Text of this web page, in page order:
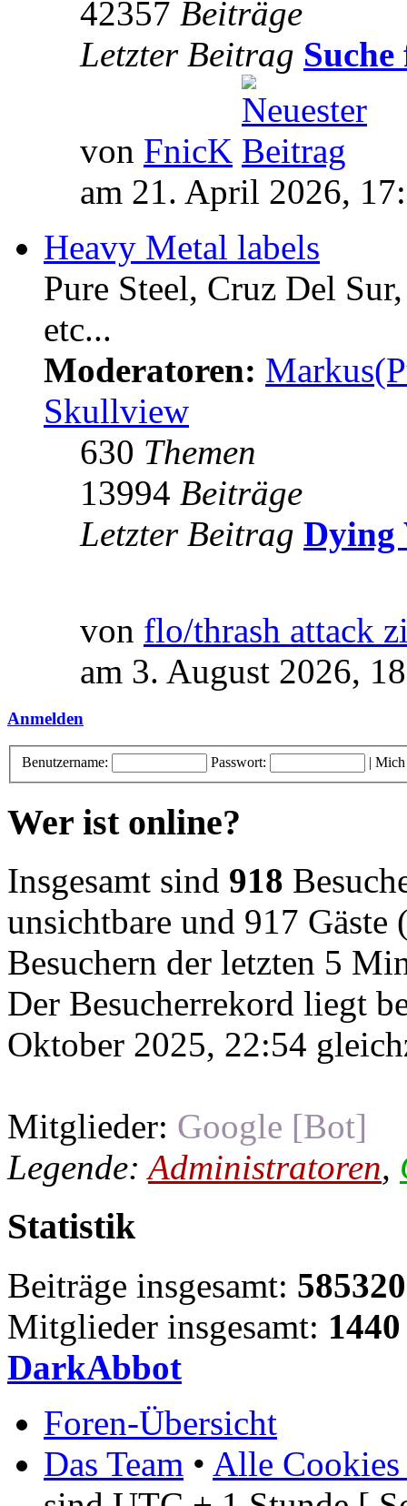
42357 Beiträge
Letzter Beitrag
von FnicK
am 21. April 2026,
Heavy Metal labels
Pure Steel, Cruz Del
etc...
Moderatoren:
Skullview
630 Themen
13994 Beiträge
Letzter Beitrag Dying
von flo/thrash attack
am 3. August 2026,
Anmelden
Benutzername: Passwort: | Mich
Wer ist online?
Insgesamt sind 918
unsichtbare und 917 Gäste
Besuchern der letzten 5
Der Besucherrekord liegt
Oktober 2025, 22:54
Mitglieder: Google [Bot]
Legende:Administratoren,
Statistik
Beiträge insgesamt: 585320
Mitglieder insgesamt: 1440
DarkAbbot
Foren-Übersicht
Das Team • Alle Cookies